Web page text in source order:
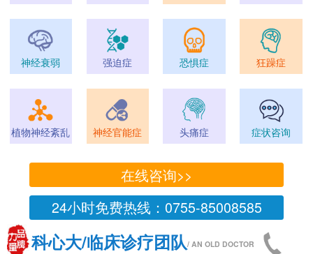
神经衰弱 强迫症 恐惧症 狂躁症
植物神经紊乱 神经官能症 头痛症 症状咨询
在线咨询>>
24小时免费热线：0755-85008585
科心大/临床诊疗团队/ AN OLD DOCTOR